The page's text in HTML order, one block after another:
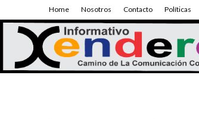
Home Nosotros Contacto Políticas